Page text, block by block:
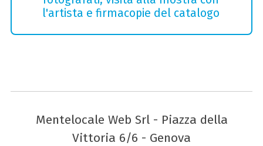
l'artista e firmacopie del catalogo
Mentelocale Web Srl - Piazza della
Vittoria 6/6 - Genova